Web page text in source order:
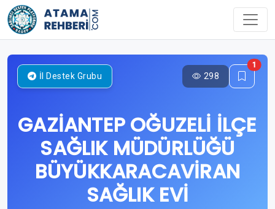
GAZİANTEP OĞUZELİ İLÇE
SAĞLIK MÜDÜRLÜĞÜ
BÜYÜKKARACAVİRAN
SAĞLIK EVİ
İl Destek Grubu 298
1